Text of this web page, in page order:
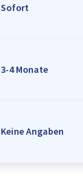
Sofort
3-4 Monate
Keine Angaben